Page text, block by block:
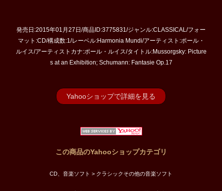
発売日:2015年01月27日/商品ID:3775831/ジャンル:CLASSICAL/フォー
マット:CD/構成数:1/レーベル:Harmonia Mundi/アーティスト:ポール・
ルイス/アーティストカナ:ポール・ルイス/タイトル:Mussorgsky: Picture
s at an Exhibition; Schumann: Fantasie Op.17
Yahooショップで詳細を見る
この商品のYahooショップカテゴリ
CD、音楽ソフト > クラシックその他の音楽ソフト